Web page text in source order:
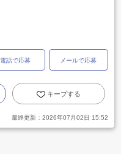
電話で応募 メールで応募
キープする
最終更新： 2026年07月02日 15:52